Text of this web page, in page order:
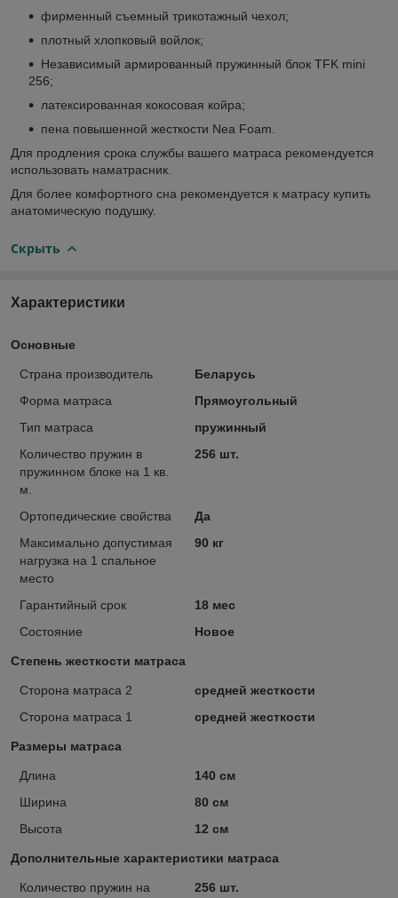
фирменный съемный трикотажный чехол;
плотный хлопковый войлок;
Независимый армированный пружинный блок TFK mini
256;
латексированная кокосовая койра;
пена повышенной жесткости Nea Foam.
Для продления срока службы вашего матраса рекомендуется
использовать наматрасник.
Для более комфортного сна рекомендуется к матрасу купить
анатомическую подушку.
Скрыть
Характеристики
Основные
Страна производитель
Беларусь
Форма матраса
Прямоугольный
Тип матраса
пружинный
Количество пружин в
пружинном блоке на 1 кв.
м.
256 шт.
Ортопедические свойства
Да
Максимально допустимая
нагрузка на 1 спальное
место
90 кг
Гарантийный срок
18 мес
Состояние
Новое
Степень жесткости матраса
Сторона матраса 2
средней жесткости
Сторона матраса 1
средней жесткости
Размеры матраса
Длина
140 см
Ширина
80 см
Высота
12 см
Дополнительные характеристики матраса
Количество пружин на
256 шт.